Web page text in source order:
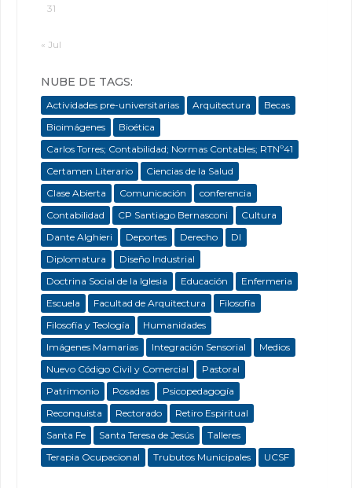
31
« Jul
NUBE DE TAGS:
Actividades pre-universitarias Arquitectura
Becas
Bioimágenes
Bioética
Carlos Torres; Contabilidad; Normas Contables; RTNº41
Certamen Literario
Ciencias de la Salud
Clase Abierta
Comunicación
conferencia
Contabilidad
CP Santiago Bernasconi
Cultura
Dante Alghieri
Deportes Derecho
DI
Diplomatura
Diseño Industrial
Doctrina Social de la Iglesia
Educación
Enfermeria
Escuela
Facultad de Arquitectura
Filosofía
Filosofía y Teología
Humanidades
Imágenes Mamarias
Integración Sensorial
Medios
Nuevo Código Civil y Comercial
Pastoral
Patrimonio
Posadas
Psicopedagogía
Reconquista
Rectorado
Retiro Espiritual
Santa Fe
Santa Teresa de Jesús
Talleres
Terapia Ocupacional
Trubutos Municipales UCSF